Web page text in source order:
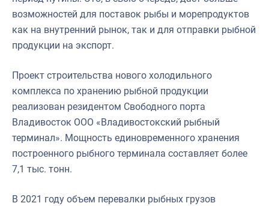
возможностей для поставок рыбы и морепродуктов
как на внутренний рынок, так и для отправки рыбной
продукции на экспорт.
Проект строительства нового холодильного
комплекса по хранению рыбной продукции
реализован резидентом Свободного порта
Владивосток ООО «Владивостокский рыбный
терминал». Мощность единовременного хранения
построенного рыбного терминала составляет более
7,1 тыс. тонн.
В 2021 году объем перевалки рыбных грузов